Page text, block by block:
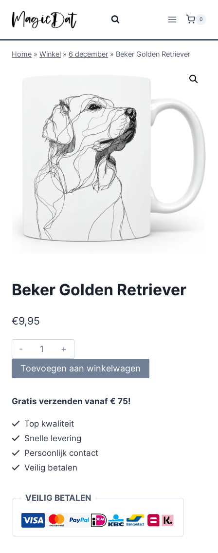
0
Home » Winkel » 6 december » Beker Golden Retriever
Beker Golden Retriever
€9,95
Toevoegen aan winkelwagen
Gratis verzenden vanaf € 75!
Top kwaliteit
Snelle levering
Persoonlijk contact
Veilig betalen
VEILIG BETALEN